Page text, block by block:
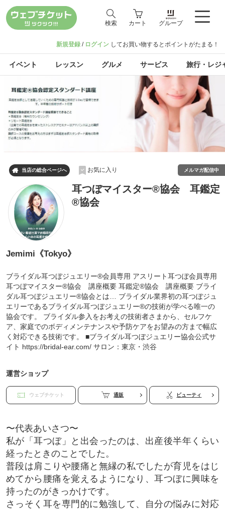
検索 カート グループ
新規登録 / ログイン してお買い物するとポイントがたまる！
イベント レッスン グルメ サービス 旅行・レジ
 当店の総合ページへ お気に入り メルマガ配信中
耳つぼマイスター®協会 耳鑑定
®協会
Jemimi《Tokyo》
ブライダル耳つぼジュエリー®会員専用 アスリート耳つぼ会員専用
耳つぼマイスター®協会 講座概要 耳鑑定®協会 講座概要 ブライ
ダル耳つぼジュエリー®協会とは… ブライダル業界初の耳つぼジュ
エリーであるブライダル耳つぼジュエリー®︎の技術が学べる唯一の
協会です。 ブライダル参入をお考えの技術者さまから、セルフケ
ア、家庭でのボディメンテナンスや予防ケアをお望みの方まで幅広
く対応できる技術です。 ■ブライダル耳つぼジュエリー協会公式サ
イト https://bridal-ear.com/ サロン：東京・渋谷
運営ショップ
ウェブチケット 通販 ビューティ
〜代表あいさつ〜
私が「耳つぼ」と出会ったのは、出産後半年くらい
経ったときのことでした。
普段は肩こりや腰痛と無縁の私でしたが育児をはじ
めてから腰痛を覚えるようになり、耳つぼに興味を
持ったのがきっかけです。
さっそく耳を専門的に勉強して、自分の悩みに対応